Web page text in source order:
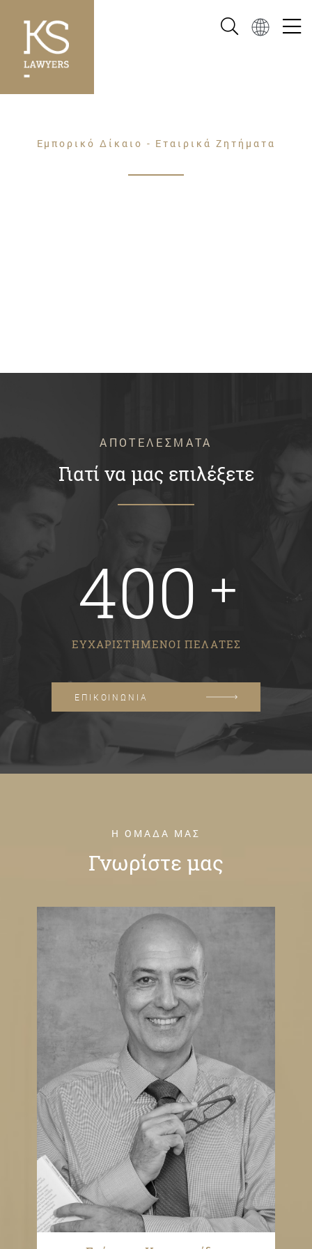
Εμπορικό Δίκαιο - Εταιρικά Ζητήματα
ΑΠΟΤΕΛΕΣΜΑΤΑ
Γιατί να μας επιλέξετε
400
ΕΥΧΑΡΙΣΤΗΜΕΝΟΙ ΠΕΛΑΤΕΣ
ΕΠΙΚΟΙΝΩΝΙΑ
Η ΟΜΑΔΑ ΜΑΣ
Γνωρίστε μας